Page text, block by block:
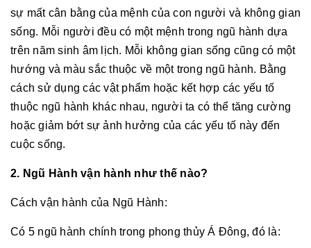
sự mất cân bằng của mệnh của con người và không gian
sống. Mỗi người đều có một mệnh trong ngũ hành dựa
trên năm sinh âm lịch. Mỗi không gian sống cũng có một
hướng và màu sắc thuộc về một trong ngũ hành. Bằng
cách sử dụng các vật phẩm hoặc kết hợp các yếu tố
thuộc ngũ hành khác nhau, người ta có thể tăng cường
hoặc giảm bớt sự ảnh hưởng của các yếu tố này đến
cuộc sống.
2. Ngũ Hành vận hành như thế nào?
Cách vận hành của Ngũ Hành:
Có 5 ngũ hành chính trong phong thủy Á Đông, đó là: